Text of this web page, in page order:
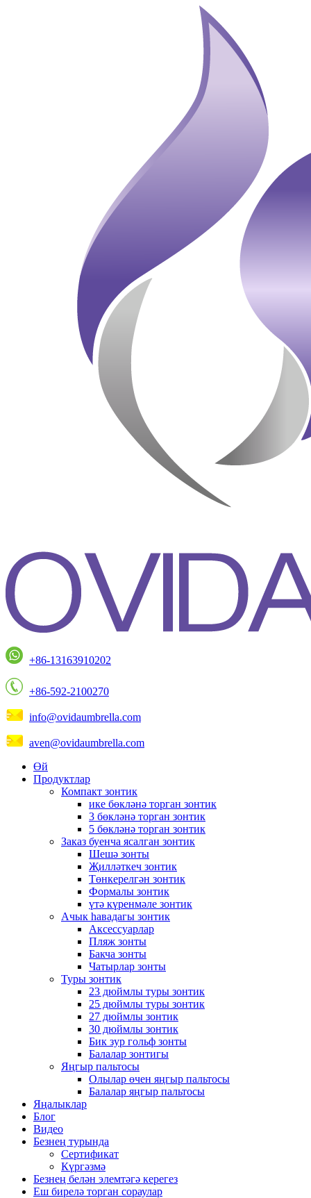
+86-13163910202
+86-592-2100270
info@ovidaumbrella.com
aven@ovidaumbrella.com
Өй
Продуктлар
Компакт зонтик
ике бөкләнә торган зонтик
3 бөкләнә торган зонтик
5 бөкләнә торган зонтик
Заказ буенча ясалган зонтик
Шешә зонты
Җилләткеч зонтик
Төнкерелгән зонтик
Формалы зонтик
үтә күренмәле зонтик
Ачык һавадагы зонтик
Аксессуарлар
Пляж зонты
Бакча зонты
Чатырлар зонты
Туры зонтик
23 дюймлы туры зонтик
25 дюймлы туры зонтик
27 дюймлы зонтик
30 дюймлы зонтик
Бик зур гольф зонты
Балалар зонтигы
Яңгыр пальтосы
Олылар өчен яңгыр пальтосы
Балалар яңгыр пальтосы
Яңалыклар
Блог
Видео
Безнең турында
Сертификат
Күргәзмә
Безнең белән элемтәгә керегез
Еш бирелә торган сораулар